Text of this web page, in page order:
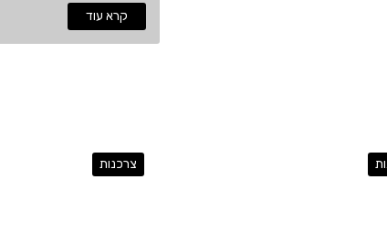
קרא עוד
צרכנות